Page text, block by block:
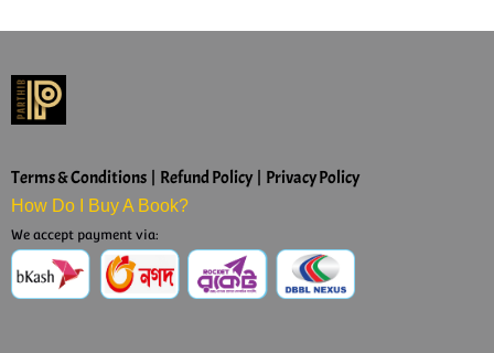
Terms & Conditions | Refund Policy | Privacy Policy
How Do I Buy A Book?
We accept payment via: